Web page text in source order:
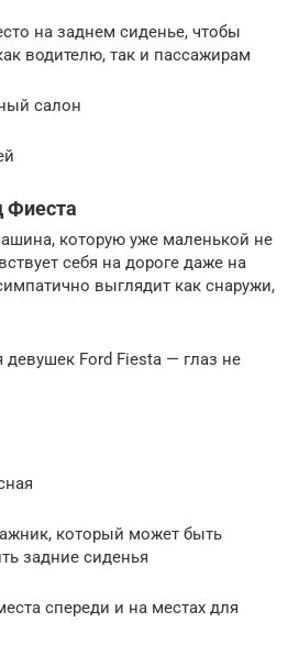
на заднем сиденье, чтобы
водителю, так и пассажирам
салон
Фиеста
которую уже маленькой не
себя на дороге даже на
выглядит как снаружи,
Ford Fiesta — глаз не
который может быть
задние сиденья
спереди и на местах для